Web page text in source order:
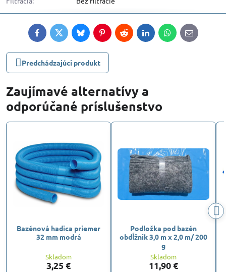
FacebookTwitterBlueskyPinterestRedditLinkedInWhatsApp
E-
mail
Predchádzajúci produkt
Zaujímavé alternatívy a
odporúčané príslušenstvo
Bazénová hadica priemer
32 mm modrá
Skladom
3,25 €
Podložka pod bazén
obdĺžnik 3,0 m x 2,0 m/ 200
g
Skladom
11,90 €